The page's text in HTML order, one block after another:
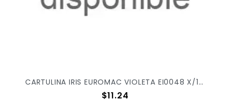
CARTULINA IRIS EUROMAC VIOLETA EI0048 X/100
Precio
$11.24